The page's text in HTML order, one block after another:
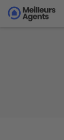
Aller
auAller au